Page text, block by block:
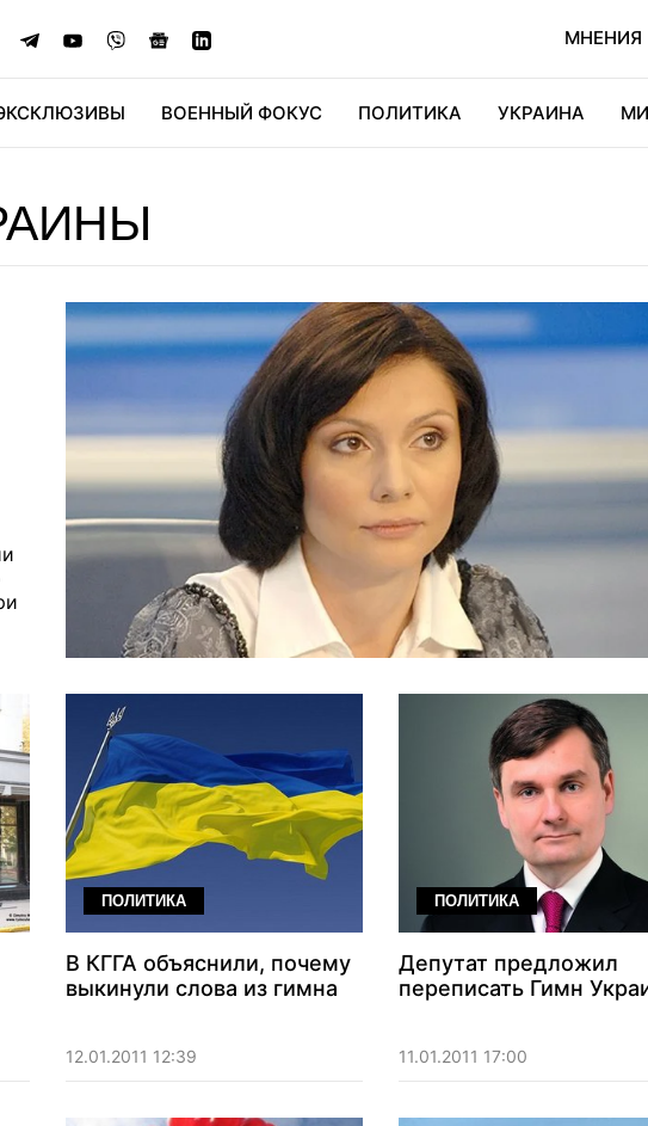
МНЕНИЯ
ВОЕННЫЙ ФОКУС ПОЛИТИКА УКРАИНА
ПОЛИТИКА
В КГГА объяснили, почему
выкинули слова из гимна
12.01.2011 12:39
ПОЛИТИКА
Депутат предложил
переписать Гимн
11.01.2011 17:00